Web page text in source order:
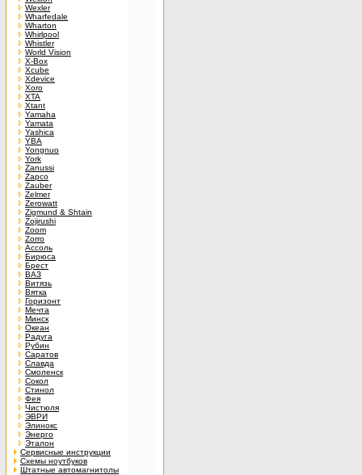
Wexler
Wharfedale
Wharton
Whirlpool
Whistler
World Vision
X-Box
Xcube
Xdevice
Xoro
XTA
Xtant
Yamaha
Yamata
Yashica
YBA
Yongnuo
York
Zanussi
Zapco
Zauber
Zelmer
Zerowatt
Zigmund & Shtain
Zojirushi
Zoom
Zorro
Ассоль
Бирюса
Брест
ВАЗ
Витязь
Вятка
Горизонт
Мечта
Минск
Океан
Радуга
Рубин
Саратов
Славда
Смоленск
Сокол
Стинол
Фея
Чистюля
ЭВРИ
Элинокс
Энерго
Эталон
Сервисные инструкции
Схемы ноутбуков
Штатные автомагнитолы